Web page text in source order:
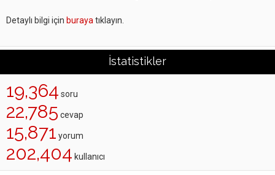
Detaylı bilgi için buraya tıklayın.
İstatistikler
19,364 soru
22,785 cevap
15,871 yorum
202,404 kullanıcı